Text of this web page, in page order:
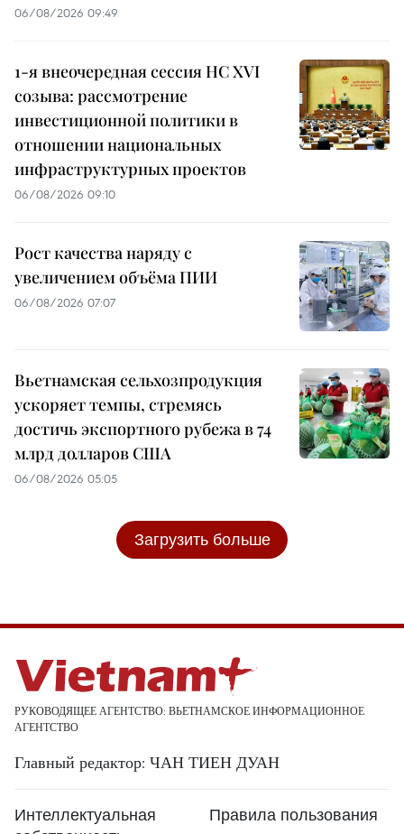
06/08/2026 09:49
1-я внеочередная сессия НС XVI
созыва: рассмотрение
инвестиционной политики в
отношении национальных
инфраструктурных проектов
06/08/2026 09:10
Рост качества наряду с
увеличением объёма ПИИ
06/08/2026 07:07
Вьетнамская сельхозпродукция
ускоряет темпы, стремясь
достичь экспортного рубежа в 74
млрд долларов США
06/08/2026 05:05
Загрузить больше
РУКОВОДЯЩЕЕ АГЕНТСТВО: ВЬЕТНАМСКОЕ ИНФОРМАЦИОННОЕ
АГЕНТСТВО
Главный редактор: ЧАН ТИЕН ДУАН
Интеллектуальная
Правила пользования